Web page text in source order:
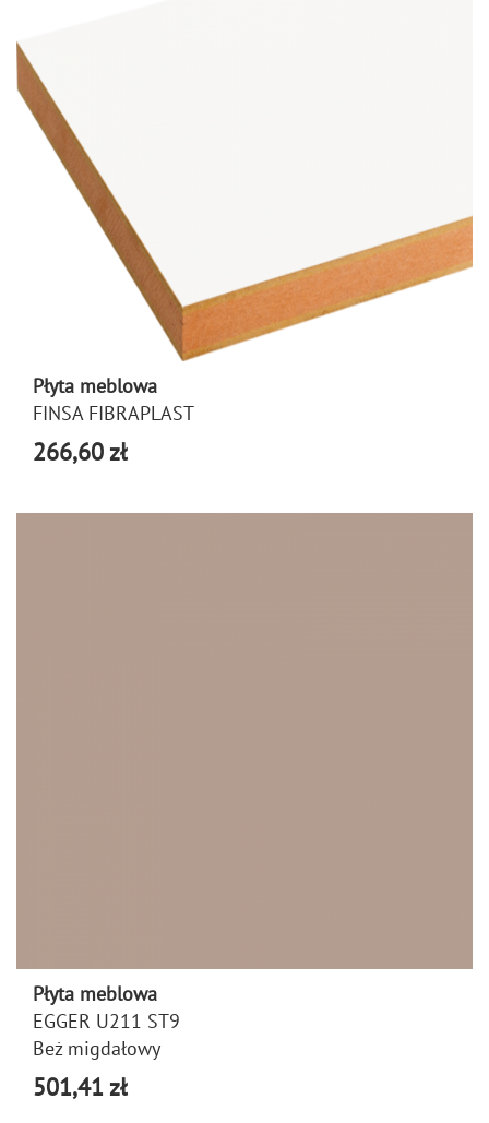
Płyta meblowa
FINSA FIBRAPLAST
266,60 zł
Płyta meblowa
EGGER U211 ST9
Beż migdałowy
501,41 zł